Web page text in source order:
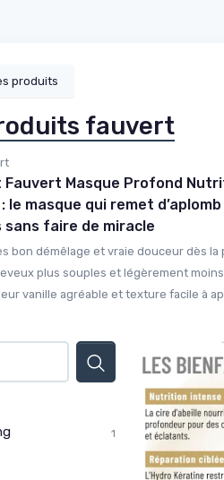
produits
fauvert
Fauvert Masque Profond
: le masque qui remet
sans faire de miracle
bon démêlage et vraie douceur dès la
plus souples et légèrement
vanille agréable et texture facile à
1